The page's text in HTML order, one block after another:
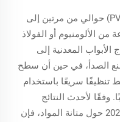
تستمر أبواب البولي فينيل كلورايد (PVC) حوالي من مرتين إلى
الألومنيوم أو الفولاذ
المعدنية إلى
الصدأ، في حين أن سطح
تنظيفًا سريعًا باستخدام
وفقًا لأحدث النتائج
الواردة في تقرير معهد الفينيل لعام 2024 حول متانة المواد، فإن